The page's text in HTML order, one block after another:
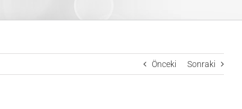
Önceki Sonraki